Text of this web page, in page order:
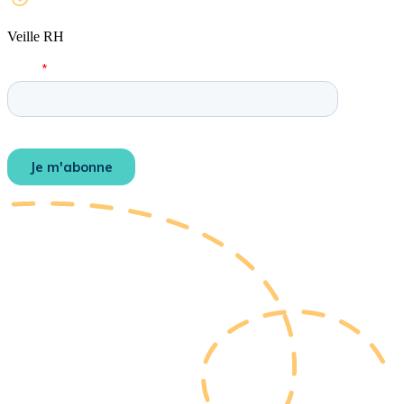
Veille RH